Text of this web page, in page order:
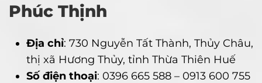
Phúc Thịnh
Địa chỉ: 730 Nguyễn Tất Thành, Thủy Châu,
thị xã Hương Thủy, tỉnh Thừa Thiên Huế
Số điện thoại: 0396 665 588 – 0913 600 755